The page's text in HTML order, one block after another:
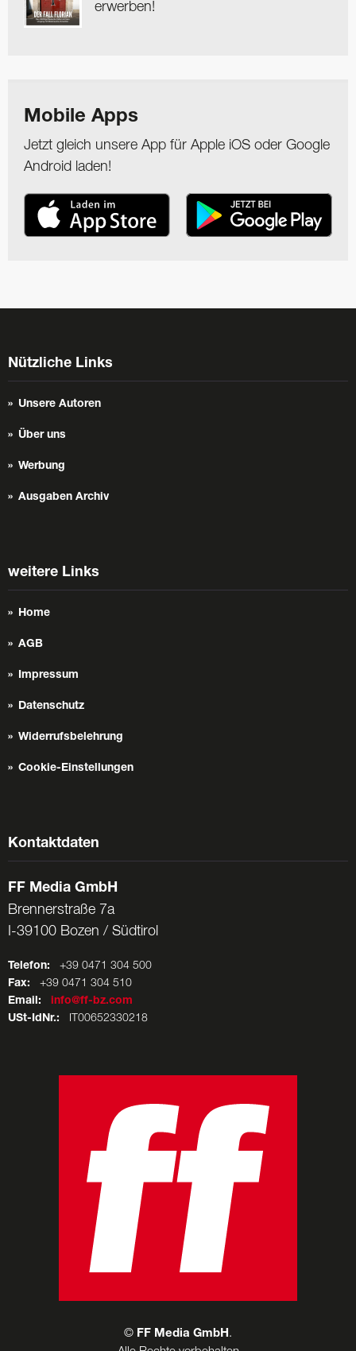
erwerben!
Mobile Apps
Jetzt gleich unsere App für Apple iOS oder Google
Android laden!
Nützliche Links
Unsere Autoren
Über uns
Werbung
Ausgaben Archiv
weitere Links
Home
AGB
Impressum
Datenschutz
Widerrufsbelehrung
Cookie-Einstellungen
Kontaktdaten
FF Media GmbH
Brennerstraße 7a
I-39100 Bozen / Südtirol
Telefon: +39 0471 304 500
Fax: +39 0471 304 510
Email:
info@ff-bz.com
USt-IdNr.: IT00652330218
© FF Media GmbH.